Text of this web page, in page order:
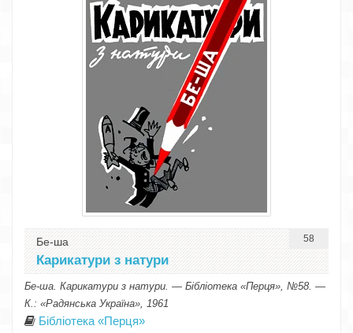
Бе-ша
Карикатури з натури
58
Бе-ша. Карикатури з натури. — Бібліотека «Перця», №58. —
К.: «Радянська Україна», 1961
Бібліотека «Перця»